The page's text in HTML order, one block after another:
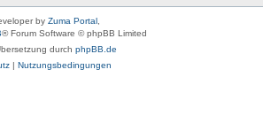
by Zuma Portal
® Forum Software © phpBB Limited
durch phpBB.de
| Nutzungsbedingungen